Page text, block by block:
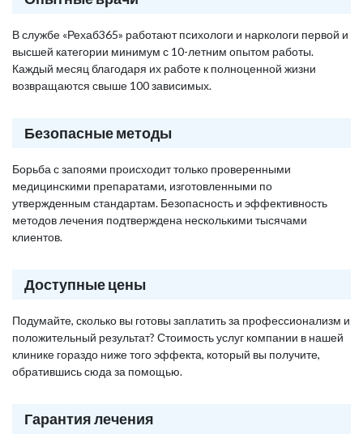
В службе «Рехаб365» работают психологи и наркологи первой и
высшей категории минимум с 10-летним опытом работы.
Каждый месяц благодаря их работе к полноценной жизни
возвращаются свыше 100 зависимых.
Безопасные методы
Борьба с запоями происходит только проверенными
медицинскими препаратами, изготовленными по
утвержденным стандартам. Безопасность и эффективность
методов лечения подтверждена несколькими тысячами
клиентов.
Доступные цены
Подумайте, сколько вы готовы заплатить за профессионализм и
положительный результат? Стоимость услуг компании в нашей
клинике гораздо ниже того эффекта, который вы получите,
обратившись сюда за помощью.
Гарантия лечения